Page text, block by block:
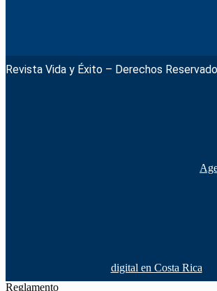
Revista Vida y Éxito – Derechos
digital en Costa Rica
Reglamento